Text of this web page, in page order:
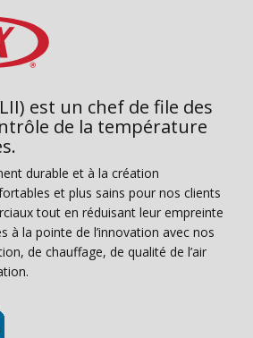
est un chef de file des
de la température
durable et à la création
et plus sains pour nos clients
tout en réduisant leur empreinte
à la pointe de l’innovation avec nos
de chauffage, de qualité de l’air